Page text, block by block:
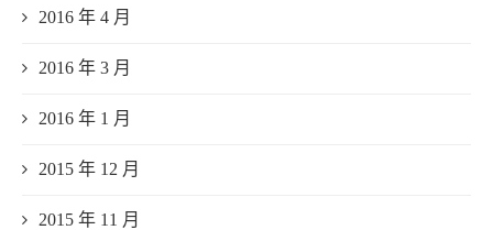
2016 年 4 月
2016 年 3 月
2016 年 1 月
2015 年 12 月
2015 年 11 月